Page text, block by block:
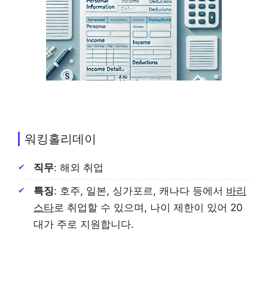
워킹홀리데이
직무: 해외 취업
특징: 호주, 일본, 싱가포르, 캐나다 등에서 바리
스타로 취업할 수 있으며, 나이 제한이 있어 20
대가 주로 지원합니다.